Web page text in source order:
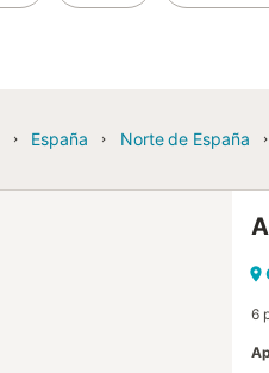
España Norte de España
6